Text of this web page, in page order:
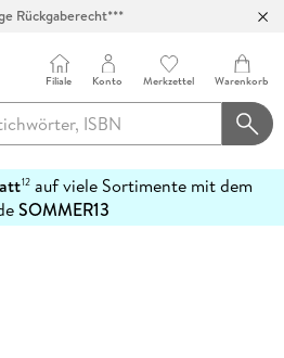
Rückgaberecht***
Filiale Konto Merkzettel Warenkorb
12auf viele Sortimente mit dem
SOMMER13